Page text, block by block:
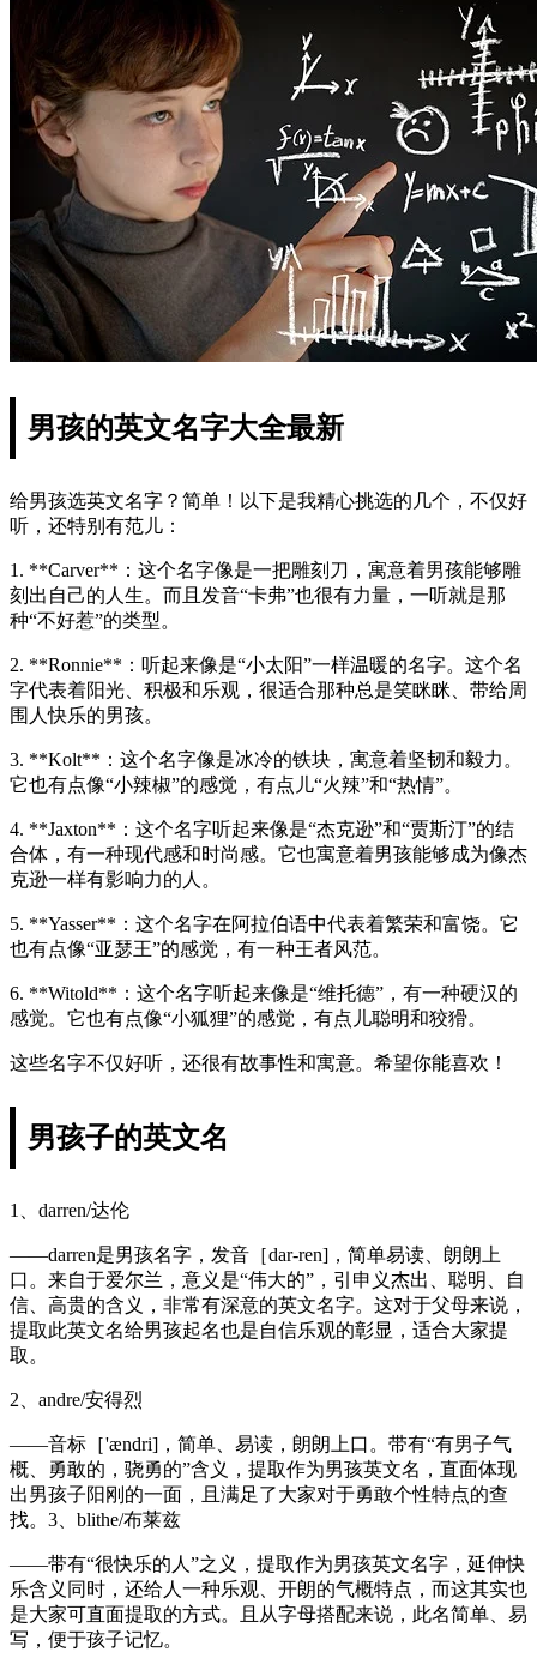
男孩的英文名字大全最新
给男孩选英文名字？简单！以下是我精心挑选的几个，不仅好
听，还特别有范儿：
1. **Carver**：这个名字像是一把雕刻刀，寓意着男孩能够雕
刻出自己的人生。而且发音“卡弗”也很有力量，一听就是那
种“不好惹”的类型。
2. **Ronnie**：听起来像是“小太阳”一样温暖的名字。这个名
字代表着阳光、积极和乐观，很适合那种总是笑眯眯、带给周
围人快乐的男孩。
3. **Kolt**：这个名字像是冰冷的铁块，寓意着坚韧和毅力。
它也有点像“小辣椒”的感觉，有点儿“火辣”和“热情”。
4. **Jaxton**：这个名字听起来像是“杰克逊”和“贾斯汀”的结
合体，有一种现代感和时尚感。它也寓意着男孩能够成为像杰
克逊一样有影响力的人。
5. **Yasser**：这个名字在阿拉伯语中代表着繁荣和富饶。它
也有点像“亚瑟王”的感觉，有一种王者风范。
6. **Witold**：这个名字听起来像是“维托德”，有一种硬汉的
感觉。它也有点像“小狐狸”的感觉，有点儿聪明和狡猾。
这些名字不仅好听，还很有故事性和寓意。希望你能喜欢！
男孩子的英文名
1、darren/达伦
——darren是男孩名字，发音［dar-ren]，简单易读、朗朗上
口。来自于爱尔兰，意义是“伟大的”，引申义杰出、聪明、自
信、高贵的含义，非常有深意的英文名字。这对于父母来说，
提取此英文名给男孩起名也是自信乐观的彰显，适合大家提
取。
2、andre/安得烈
——音标［'ændri]，简单、易读，朗朗上口。带有“有男子气
概、勇敢的，骁勇的”含义，提取作为男孩英文名，直面体现
出男孩子阳刚的一面，且满足了大家对于勇敢个性特点的查
找。3、blithe/布莱兹
——带有“很快乐的人”之义，提取作为男孩英文名字，延伸快
乐含义同时，还给人一种乐观、开朗的气概特点，而这其实也
是大家可直面提取的方式。且从字母搭配来说，此名简单、易
写，便于孩子记忆。